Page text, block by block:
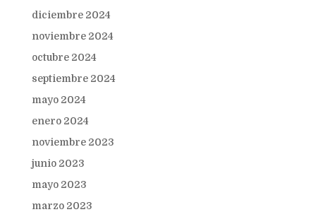
diciembre 2024
noviembre 2024
octubre 2024
septiembre 2024
mayo 2024
enero 2024
noviembre 2023
junio 2023
mayo 2023
marzo 2023